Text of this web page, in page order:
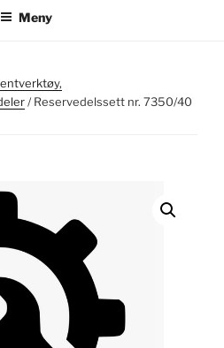
Meny
/ Reservedelssett nr. 7350/40